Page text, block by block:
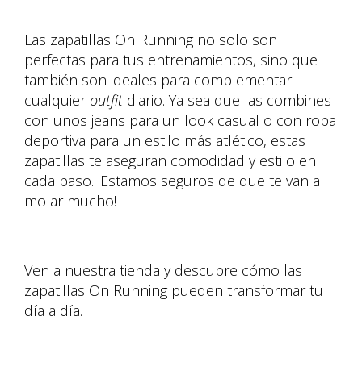
Las zapatillas On Running no solo son
perfectas para tus entrenamientos, sino que
también son ideales para complementar
cualquier outfit diario. Ya sea que las combines
con unos jeans para un look casual o con ropa
deportiva para un estilo más atlético, estas
zapatillas te aseguran comodidad y estilo en
cada paso. ¡Estamos seguros de que te van a
molar mucho!
Ven a nuestra tienda y descubre cómo las
zapatillas On Running pueden transformar tu
día a día.